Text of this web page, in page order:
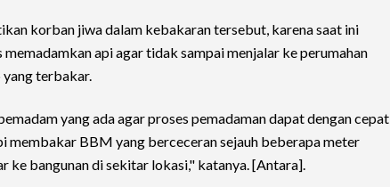
korban jiwa dalam kebakaran tersebut, karena saat ini
api agar tidak sampai menjalar ke perumahan
terbakar.
yang ada agar proses pemadaman dapat dengan cepat
membakar BBM yang berceceran sejauh beberapa meter
ke bangunan di sekitar lokasi," katanya. [Antara].